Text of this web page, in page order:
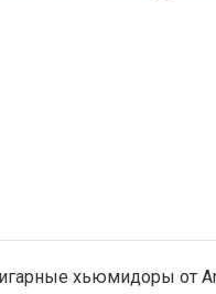
хьюмидоры от